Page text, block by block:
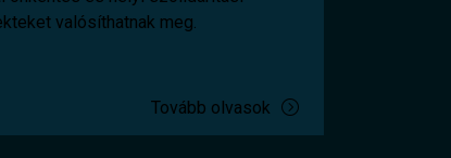
valósíthatnak meg.
Tovább olvasok